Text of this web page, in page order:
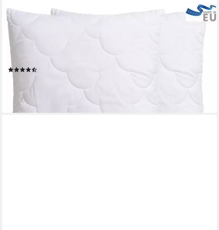
OTTO HOME
Microfaserkissen Mondschein, Kopfkissen 1-tlg. oder 2-tlg.
40x80 oder 80x80 cm, Füllung: Faserbällchen, Bezug: Polyester
oder antibakteriellen Microfaser, Kissen, allergiker geeignet (für
Hausstauballergiker)
(5610)
ab 11,99 € 34,90 €
-66%
lieferbar - in 6-7 Werktagen bei dir